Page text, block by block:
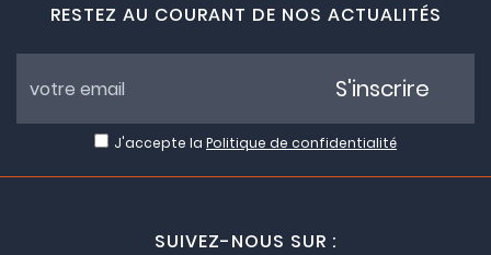
RESTEZ AU COURANT DE NOS ACTUALITÉS
J'accepte la Politique de confidentialité
S'inscrire
SUIVEZ-NOUS SUR :